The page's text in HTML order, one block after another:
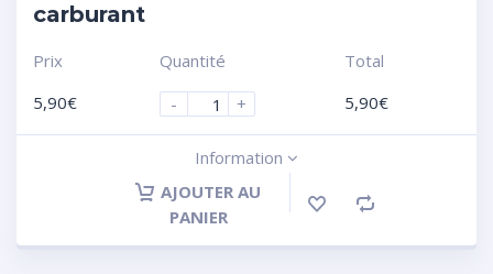
carburant
Prix
5,90€
Quantité
-
+
Total
5,90€
Information
AJOUTER AU
PANIER